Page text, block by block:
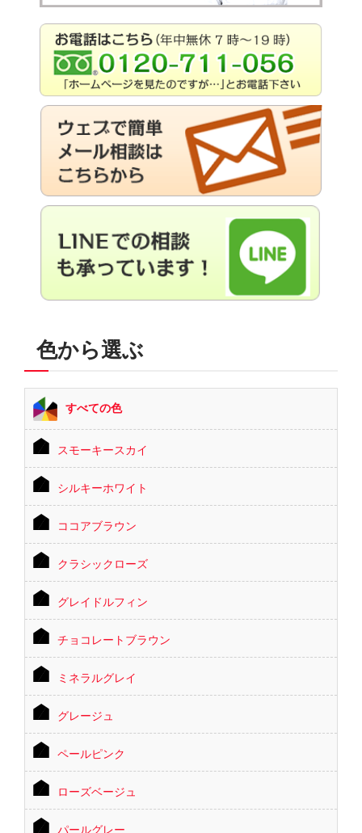
色から選ぶ
すべての色
スモーキースカイ
シルキーホワイト
ココアブラウン
クラシックローズ
グレイドルフィン
チョコレートブラウン
ミネラルグレイ
グレージュ
ペールピンク
ローズベージュ
パールグレー